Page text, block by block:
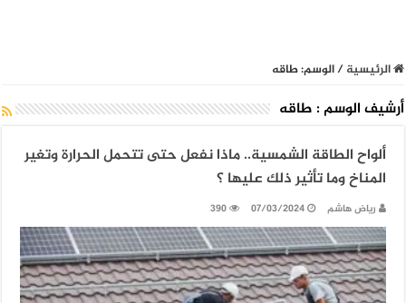
الرئيسية/الوسم:طاقه
أرشيف الوسم : طاقه
ألواح الطاقة الشمسية.. ماذا نفعل حتى تتحمل الحرارة وتغير
المناخ وما تأثير ذلك عليها ؟
رياض هاشم 07/03/2024
390